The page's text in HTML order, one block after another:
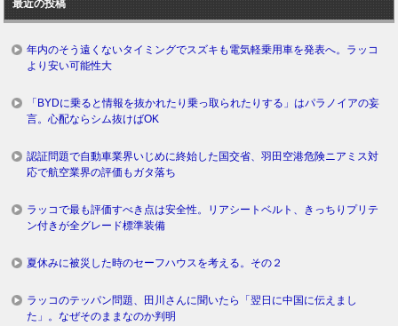
グ
最近の投稿
年内のそう遠くないタイミングでスズキも電気軽乗用車を発表へ。ラッコ
より安い可能性大
「BYDに乗ると情報を抜かれたり乗っ取られたりする」はパラノイアの妄
言。心配ならシム抜けばOK
認証問題で自動車業界いじめに終始した国交省、羽田空港危険ニアミス対
応で航空業界の評価もガタ落ち
ラッコで最も評価すべき点は安全性。リアシートベルト、きっちりプリテ
ン付きが全グレード標準装備
夏休みに被災した時のセーフハウスを考える。その２
ラッコのテッパン問題、田川さんに聞いたら「翌日に中国に伝えまし
た」。なぜそのままなのか判明